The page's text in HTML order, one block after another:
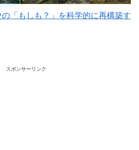
の「もしも？」を科学的に再構築す
スポンサーリンク